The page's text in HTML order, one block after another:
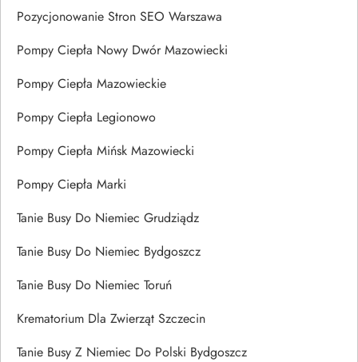
Pozycjonowanie Stron SEO Warszawa
Pompy Ciepła Nowy Dwór Mazowiecki
Pompy Ciepła Mazowieckie
Pompy Ciepła Legionowo
Pompy Ciepła Mińsk Mazowiecki
Pompy Ciepła Marki
Tanie Busy Do Niemiec Grudziądz
Tanie Busy Do Niemiec Bydgoszcz
Tanie Busy Do Niemiec Toruń
Krematorium Dla Zwierząt Szczecin
Tanie Busy Z Niemiec Do Polski Bydgoszcz